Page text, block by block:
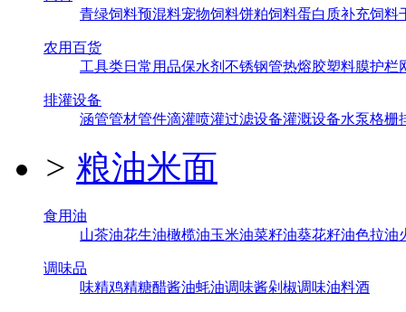
青绿饲料预混料宠物饲料饼粕饲料蛋白质补充饲料
农用百货
工具类日常用品保水剂 不锈钢管热熔胶塑料膜护栏
排灌设备
涵管管材管件滴灌喷灌过滤设备灌溉设备水泵格栅
> 粮油米面
食用油
山茶油花生油橄榄油玉米油菜籽油葵花籽油色拉油
调味品
味精鸡精糖醋酱油蚝油调味酱剁椒调味油料酒